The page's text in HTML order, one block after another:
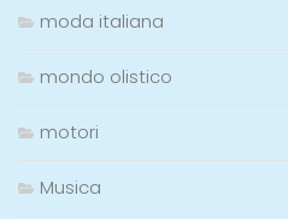
moda italiana
mondo olistico
motori
Musica